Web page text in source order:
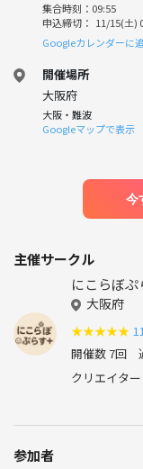
集合時刻：09:55
申込締切： 11/15(土)
Googleカレンダーに
開催場所
大阪府
大阪・難波
Googleマップで表示
今
主催サークル
にこらぼぷ
大阪府
★★★★★
開催数 7回
クリエイター
参加者